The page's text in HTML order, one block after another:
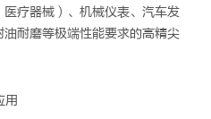
疗器械）、机械仪表、汽车发
耐磨等极端性能要求的高精尖